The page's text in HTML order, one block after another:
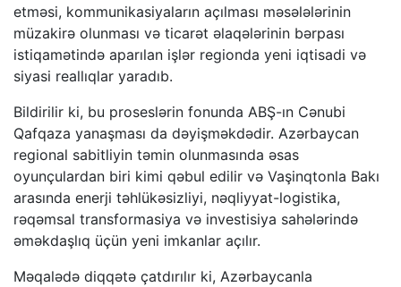
etməsi, kommunikasiyaların açılması məsələlərinin
müzakirə olunması və ticarət əlaqələrinin bərpası
istiqamətində aparılan işlər regionda yeni iqtisadi və
siyasi reallıqlar yaradıb.
Bildirilir ki, bu proseslərin fonunda ABŞ-ın Cənubi
Qafqaza yanaşması da dəyişməkdədir. Azərbaycan
regional sabitliyin təmin olunmasında əsas
oyunçulardan biri kimi qəbul edilir və Vaşinqtonla Bakı
arasında enerji təhlükəsizliyi, nəqliyyat-logistika,
rəqəmsal transformasiya və investisiya sahələrində
əməkdaşlıq üçün yeni imkanlar açılır.
Məqalədə diqqətə çatdırılır ki, Azərbaycanla